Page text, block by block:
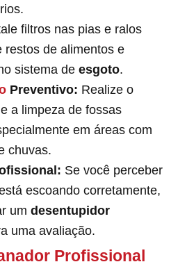
filtros nas pias e ralos
restos de alimentos e
sistema de esgoto.
Preventivo: Realize o
a limpeza de fossas
em áreas com
chuvas.
Se você perceber
escoando corretamente,
um desentupidor
uma avaliação.
Profissional